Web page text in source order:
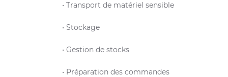
• Transport de matériel sensible
• Stockage
• Gestion de stocks
• Préparation des commandes